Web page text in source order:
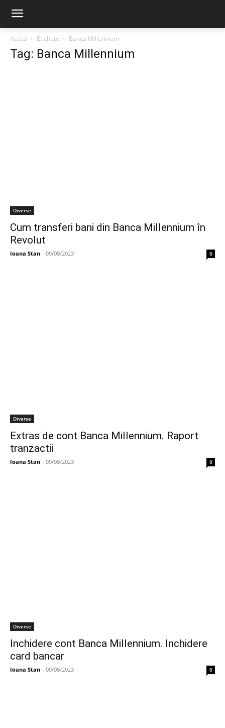
Acasă Etichete Banca Millennium
Tag: Banca Millennium
Diverse
Cum transferi bani din Banca Millennium în
Revolut
Ioana Stan - 09/08/2023 0
Diverse
Extras de cont Banca Millennium. Raport
tranzactii
Ioana Stan - 09/08/2023 0
Diverse
Inchidere cont Banca Millennium. Inchidere
card bancar
Ioana Stan - 09/08/2023 0